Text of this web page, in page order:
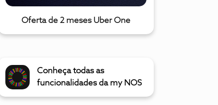
Oferta de 2 meses Uber One
Conheça todas as
funcionalidades da my NOS